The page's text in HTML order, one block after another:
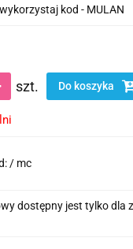
kod - MULAN
szt. Do koszyka
/ mc
dostępny jest tylko dla